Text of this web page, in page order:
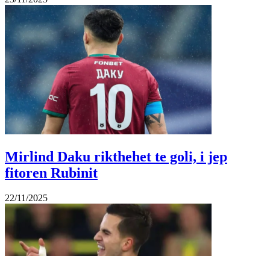
Mirlind Daku rikthehet te goli, i jep
fitoren Rubinit
22/11/2025